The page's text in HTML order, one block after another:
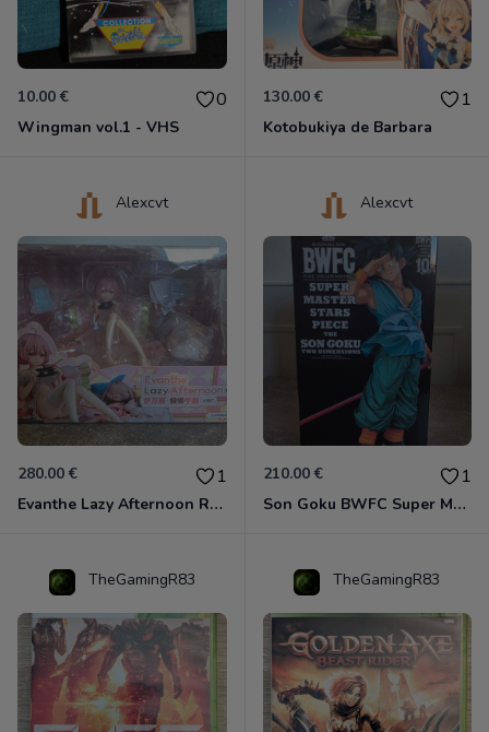
10.00 € 0
Wingman vol.1 - VHS
130.00 € 1
Kotobukiya de Barbara
Alexcvt
280.00 € 1
Evanthe Lazy Afternoon Red Pride of Eden
Alexcvt
210.00 € 1
Son Goku BWFC Super Master Stars
TheGamingR83 TheGamingR83